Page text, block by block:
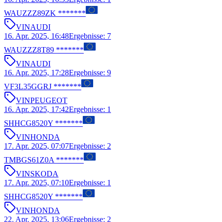
WAUZZZ89ZK *******
VINAUDI
16. Apr. 2025, 16:48Ergebnisse: 7
WAUZZZ8T89 *******
VINAUDI
16. Apr. 2025, 17:28Ergebnisse: 9
VF3L35GGRJ *******
VINPEUGEOT
16. Apr. 2025, 17:42Ergebnisse: 1
SHHCG8520Y *******
VINHONDA
17. Apr. 2025, 07:07Ergebnisse: 2
TMBGS61Z0A *******
VINSKODA
17. Apr. 2025, 07:10Ergebnisse: 1
SHHCG8520Y *******
VINHONDA
22. Apr. 2025, 13:06Ergebnisse: 2